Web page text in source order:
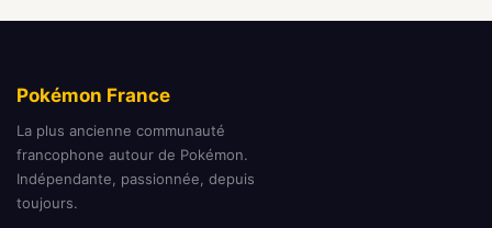
Pokémon France
La plus ancienne communauté
francophone autour de Pokémon.
Indépendante, passionnée, depuis
toujours.